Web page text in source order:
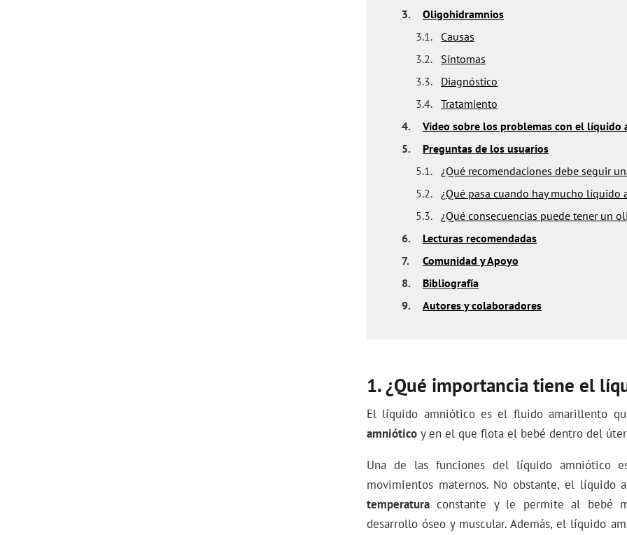
3.
Oligohidramnios
3.1.
Causas
3.2.
Síntomas
3.3.
Diagnóstico
3.4. Tratamiento
4.
Vídeo sobre los problemas con el líquido
5.
Preguntas de los usuarios
5.1. ¿Qué recomendaciones debe seguir
5.2. ¿Qué pasa cuando hay mucho líquido
5.3. ¿Qué consecuencias puede tener un
6.
Lecturas recomendadas
7.
Comunidad y Apoyo
8.
Bibliografía
9.
Autores y colaboradores
¿Qué importancia tiene el
El líquido amniótico es el fluido amarillento
amniótico y en el que flota el bebé dentro del
Una de las funciones del líquido amniótico
movimientos maternos. No obstante, el líquido
temperatura constante y le permite al bebé
desarrollo óseo y muscular. Además, el líquido